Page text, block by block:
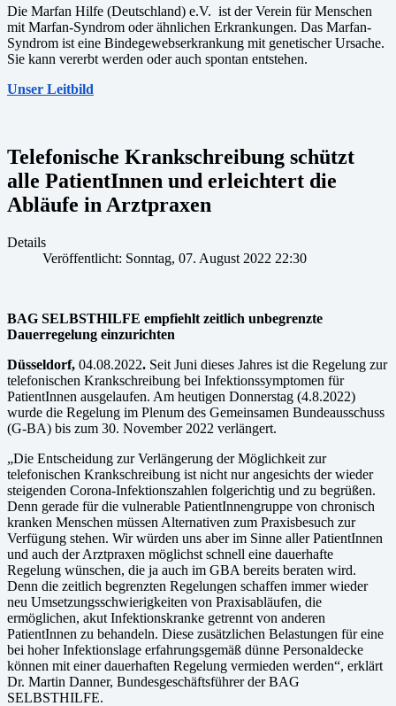
Die Marfan Hilfe (Deutschland) e.V. ist der Verein für Menschen
mit Marfan-Syndrom oder ähnlichen Erkrankungen. Das Marfan-
Syndrom ist eine Bindegewebserkrankung mit genetischer Ursache.
Sie kann vererbt werden oder auch spontan entstehen.
Unser Leitbild
Telefonische Krankschreibung schützt
alle PatientInnen und erleichtert die
Abläufe in Arztpraxen
Details
Veröffentlicht: Sonntag, 07. August 2022 22:30
BAG SELBSTHILFE empfiehlt zeitlich unbegrenzte
Dauerregelung einzurichten
Düsseldorf, 04.08.2022. Seit Juni dieses Jahres ist die Regelung zur
telefonischen Krankschreibung bei Infektionssymptomen für
PatientInnen ausgelaufen. Am heutigen Donnerstag (4.8.2022)
wurde die Regelung im Plenum des Gemeinsamen Bundeausschuss
(G-BA) bis zum 30. November 2022 verlängert.
„Die Entscheidung zur Verlängerung der Möglichkeit zur
telefonischen Krankschreibung ist nicht nur angesichts der wieder
steigenden Corona-Infektionszahlen folgerichtig und zu begrüßen.
Denn gerade für die vulnerable PatientInnengruppe von chronisch
kranken Menschen müssen Alternativen zum Praxisbesuch zur
Verfügung stehen. Wir würden uns aber im Sinne aller PatientInnen
und auch der Arztpraxen möglichst schnell eine dauerhafte
Regelung wünschen, die ja auch im GBA bereits beraten wird.
Denn die zeitlich begrenzten Regelungen schaffen immer wieder
neu Umsetzungsschwierigkeiten von Praxisabläufen, die
ermöglichen, akut Infektionskranke getrennt von anderen
PatientInnen zu behandeln. Diese zusätzlichen Belastungen für eine
bei hoher Infektionslage erfahrungsgemäß dünne Personaldecke
können mit einer dauerhaften Regelung vermieden werden“, erklärt
Dr. Martin Danner, Bundesgeschäftsführer der BAG
SELBSTHILFE.